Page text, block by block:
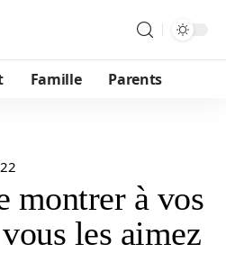
Famille Parents
montrer à vos
les aimez